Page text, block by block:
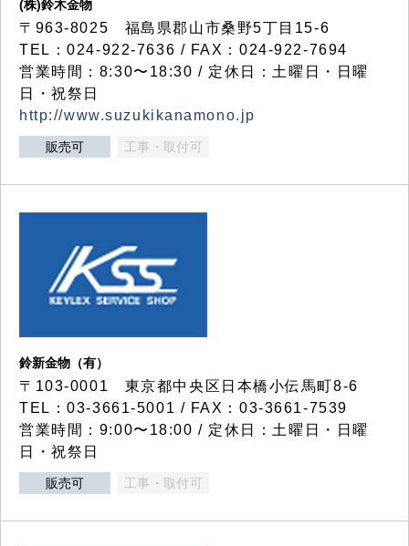
(株)鈴木金物
〒963-8025 福島県郡山市桑野5丁目15-6
TEL：024-922-7636 / FAX：024-922-7694
営業時間：8:30〜18:30 / 定休日：土曜日・日曜
日・祝祭日
http://www.suzukikanamono.jp
販売可 工事・取付可
鈴新金物（有）
〒103-0001 東京都中央区日本橋小伝馬町8-6
TEL：03-3661-5001 / FAX：03-3661-7539
営業時間：9:00〜18:00 / 定休日：土曜日・日曜
日・祝祭日
販売可 工事・取付可